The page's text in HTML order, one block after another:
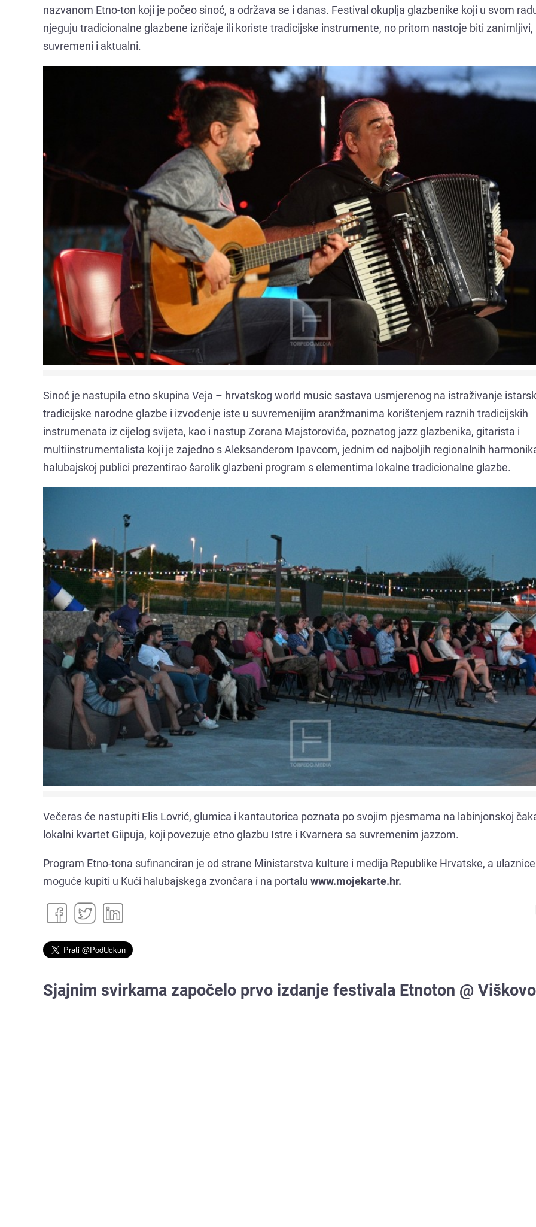
nazvanom Etno-ton koji je počeo sinoć, a održava se i danas. Festival okuplja glazbenike koji u svom
njeguju tradicionalne glazbene izričaje ili koriste tradicijske instrumente, no pritom nastoje biti zanimljivi,
suvremeni i aktualni.
Sinoć je nastupila etno skupina Veja – hrvatskog world music sastava usmjerenog na istraživanje
tradicijske narodne glazbe i izvođenje iste u suvremenijim aranžmanima korištenjem raznih tradicijskih
instrumenata iz cijelog svijeta, kao i nastup Zorana Majstorovića, poznatog jazz glazbenika, gitarista i
multiinstrumentalista koji je zajedno s Aleksanderom Ipavcom, jednim od najboljih regionalnih
halubajskoj publici prezentirao šarolik glazbeni program s elementima lokalne tradicionalne glazbe.
Večeras će nastupiti Elis Lovrić, glumica i kantautorica poznata po svojim pjesmama na labinjonskoj
lokalni kvartet Giipuja, koji povezuje etno glazbu Istre i Kvarnera sa suvremenim jazzom.
Program Etno-tona sufinanciran je od strane Ministarstva kulture i medija Republike Hrvatske, a
moguće kupiti u Kući halubajskega zvončara i na portalu www.mojekarte.hr.
Sjajnim svirkama započelo prvo izdanje festivala Etnoton @ Viškovo